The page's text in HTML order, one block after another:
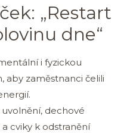
„Restart
dne“
i fyzickou
zaměstnanci čelili
dechové
cviky k odstranění